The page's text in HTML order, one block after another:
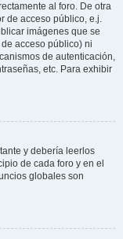
al foro. De otra
de acceso público, e.j.
imágenes que se
acceso público) ni
de autenticación,
etc. Para exhibir
y debería leerlos
de cada foro y en el
globales son